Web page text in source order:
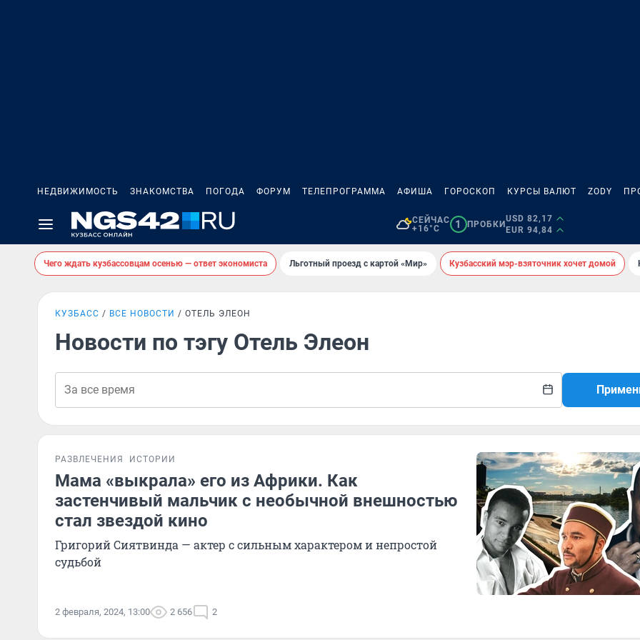
НЕДВИЖИМОСТЬ ЗНАКОМСТВА ПОГОДА ФОРУМ ТЕЛЕПРОГРАММА АФИША ГОРОСКОП КУРСЫ ВАЛЮТ ZODY
СЕЙЧАС
+16°C
1 ПРОБКИ
USD 82,17
EUR 94,84
Чего ждать кузбассовцам осенью — ответ экономиста Льготный проезд с картой «Мир» Кузбасский мэр-взяточник хочет домой
КУЗБАСС ВСЕ НОВОСТИ ОТЕЛЬ ЭЛЕОН
Новости по тэгу Отель Элеон
РАЗВЛЕЧЕНИЯ ИСТОРИИ
Мама «выкрала» его из Африки. Как
застенчивый мальчик с необычной внешностью
стал звездой кино
Григорий Сиятвинда — актер с сильным характером и непростой
судьбой
2 февраля, 2024, 13:00 2 656 2